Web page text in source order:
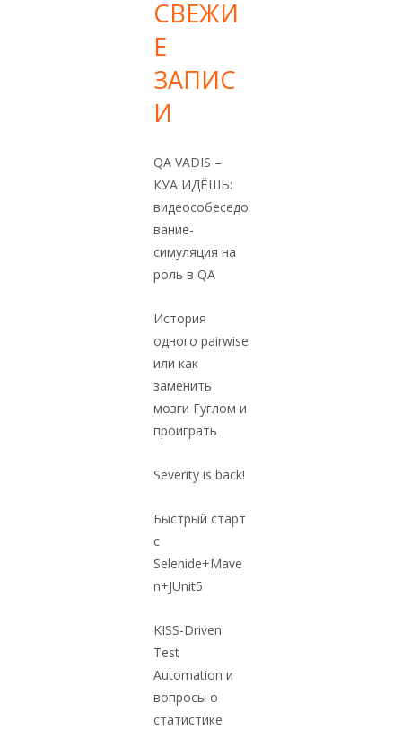
СВЕЖИ
Е
ЗАПИС
И
QA VADIS –
КУА ИДЁШЬ:
видеособеседо
вание-
симуляция на
роль в QA
История
одного pairwise
или как
заменить
мозги Гуглом и
проиграть
Severity is back!
Быстрый старт
с
Selenide+Mave
n+JUnit5
KISS-Driven
Test
Automation и
вопросы о
статистике